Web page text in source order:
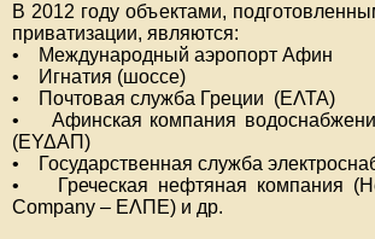
В 2012 году объектами,
приватизации, являются:
• Международный аэропорт Афин
• Игнатия (шоссе)
• Почтовая служба Греции (ΕΛΤΑ)
• Афинская компания
(ΕΥΔΑΠ)
• Государственная служба
• Греческая нефтяная компания
Company – ΕΛΠΕ) и др.